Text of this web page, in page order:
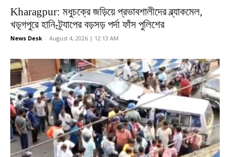
Kharagpur: মধুচক্রে জড়িয়ে প্রভাবশালীদের ব্ল্যাকমেল,
খড়্গপুরে হানি-ট্র্যাপের বড়সড় পর্দা ফাঁস পুলিশের
News Desk - August 4, 2026 | 12:13 AM